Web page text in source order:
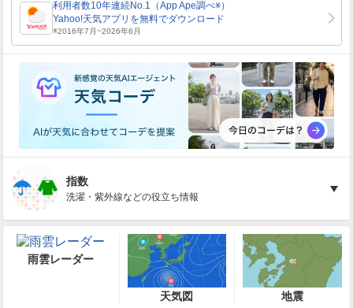
指数
洗濯・紫外線などの役立ち情報
雨雲レーダー
天気図 地震